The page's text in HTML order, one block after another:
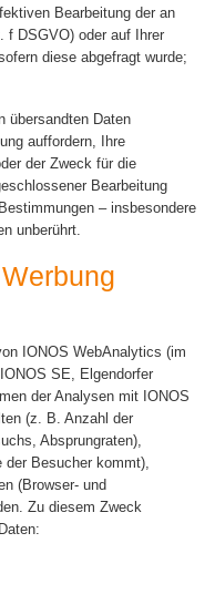
Bearbeitung der an
f DSGVO) oder auf Ihrer
diese abgefragt wurde;
übersandten Daten
auffordern, Ihre
der Zweck für die
Bearbeitung
– insbesondere
unberührt.
IONOS WebAnalytics (im
SE, Elgendorfer
der Analysen mit IONOS
(z. B. Anzahl der
Absprungraten),
der Besucher kommt),
(Browser- und
Zu diesem Zweck